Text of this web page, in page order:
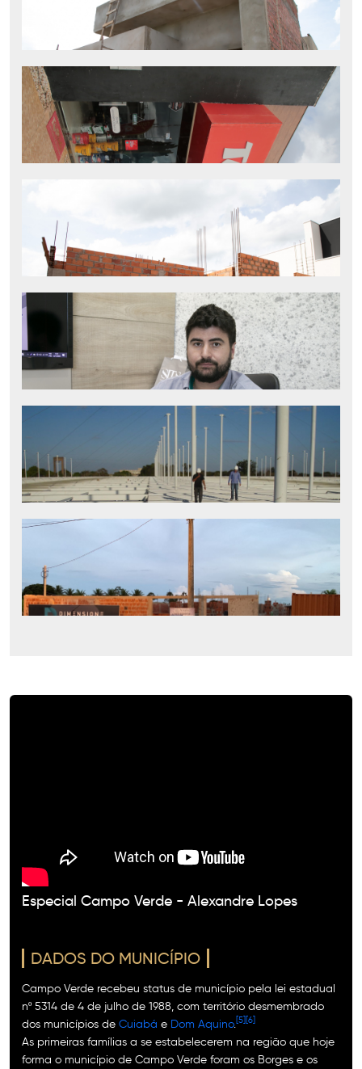
Especial Campo Verde - Alexandre Lopes
DADOS DO MUNICÍPIO
Campo Verde recebeu status de município pela lei estadual
nº 5314 de 4 de julho de 1988, com território desmembrado
dos municípios de Cuiabá e Dom Aquino. [5] [6]
As primeiras famílias a se estabelecerem na região que hoje
forma o município de Campo Verde foram os Borges e os